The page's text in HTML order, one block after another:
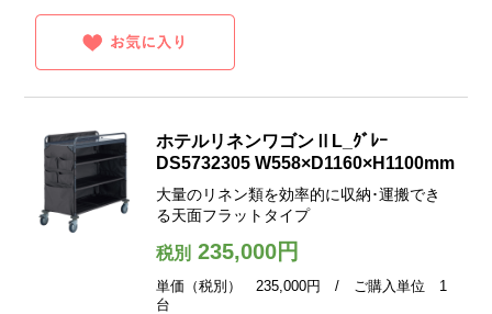
ホテルリネンワゴンⅡL_ｸﾞﾚｰ
DS5732305 W558×D1160×H1100mm
大量のリネン類を効率的に収納･運搬でき
る天面フラットタイプ
税別235,000円
単価（税別） 235,000円 / ご購入単位 1
台